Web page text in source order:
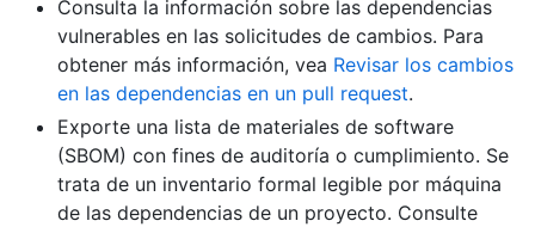
Consulta la información sobre las dependencias
vulnerables en las solicitudes de cambios. Para
obtener más información, vea Revisar los cambios
en las dependencias en un pull request.
Exporte una lista de materiales de software
(SBOM) con fines de auditoría o cumplimiento. Se
trata de un inventario formal legible por máquina
de las dependencias de un proyecto. Consulte